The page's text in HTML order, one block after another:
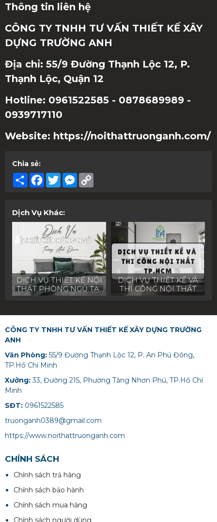
Thông tin liên hệ
CÔNG TY TNHH TƯ VẤN THIẾT KẾ XÂY
DỰNG TRƯỜNG ANH
Địa chỉ: 55/9 Đường Thạnh Lộc 12, P.
Thạnh Lộc, Quận 12
Hotline: 0961522585 - 0878689989 -
0939717110
Website: https://noithattruonganh.com/
Chia sẻ:
ShareFacebook
TwitterMessenger
Dịch Vụ Khác:
DỊCH VỤ THIẾT KẾ NỘI
THẤT PHÒNG NGỦ TẠI
TRƯỜNG ANH DECOR
DỊCH VỤ THIẾT KẾ VÀ
THI CÔNG NỘI THẤT
TP.HCM – TRƯỜNG
CÔNG TY TNHH TƯ VẤN THIẾT KẾ XÂY DỰNG TRƯỜNG
ANH
Văn Phòng: 55/9 Đường Thạnh Lộc 12, P. An Phú Đông,
TP.Hồ Chí Minh
Xưởng:33, Đường 215, Phường Tăng Nhơn Phú, TP.Hồ Chí
Minh
SĐT: 0961522585
truonganh0389@gmail.com
https://www.noithattruonganh.com
CHÍNH SÁCH
Chính sách trả hàng
Chính sách bảo hành
Chính sách mua hàng